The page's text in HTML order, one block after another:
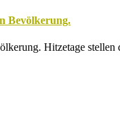
Bevölkerung.
Hitzetage